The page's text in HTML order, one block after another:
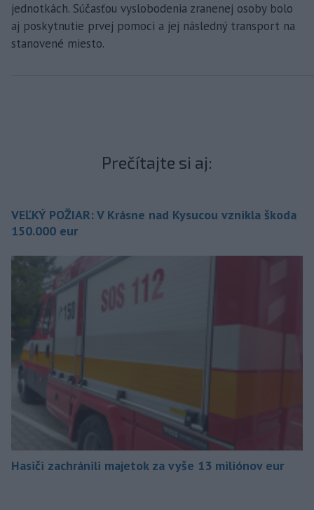
jednotkách. Súčasťou vyslobodenia zranenej osoby bolo
aj poskytnutie prvej pomoci a jej následný transport na
stanovené miesto.
Prečítajte si aj:
VEĽKÝ POŽIAR: V Krásne nad Kysucou vznikla škoda
150.000 eur
Hasiči zachránili majetok za vyše 13 miliónov eur